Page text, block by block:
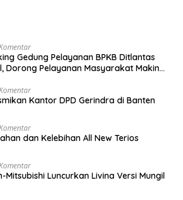
Gedung Pelayanan BPKB Ditlantas
Dorong Pelayanan Masyarakat Makin
Kantor DPD Gerindra di Banten
dan Kelebihan All New Terios
Mitsubishi Luncurkan Livina Versi Mungil